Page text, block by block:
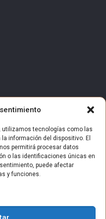
utilizamos tecnologías como las
información del dispositivo. El
permitirá procesar datos
o las identificaciones únicas en
puede afectar
y funciones.
Getafe. Todos los derechos